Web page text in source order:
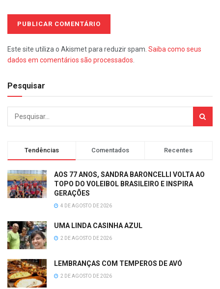
Este site utiliza o Akismet para reduzir spam. Saiba como seus
dados em comentários são processados
Pesquisar
Tendências Comentados Recentes
AOS 77 ANOS, SANDRA BARONCELLI VOLTA AO
TOPO DO VOLEIBOL BRASILEIRO E INSPIRA
GERAÇÕES
4 DE AGOSTO DE 2026
UMA LINDA CASINHA AZUL
2 DE AGOSTO DE 2026
LEMBRANÇAS COM TEMPEROS DE AVÓ
2 DE AGOSTO DE 2026